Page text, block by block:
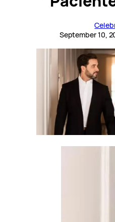
September 10,